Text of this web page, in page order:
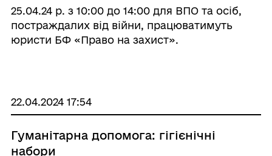
25.04.24 р. з 10:00 до 14:00 для ВПО та осіб,
постраждалих від війни, працюватимуть
юристи БФ «Право на захист».
22.04.2024 17:54
Гуманітарна допомога: гігієнічні
набори